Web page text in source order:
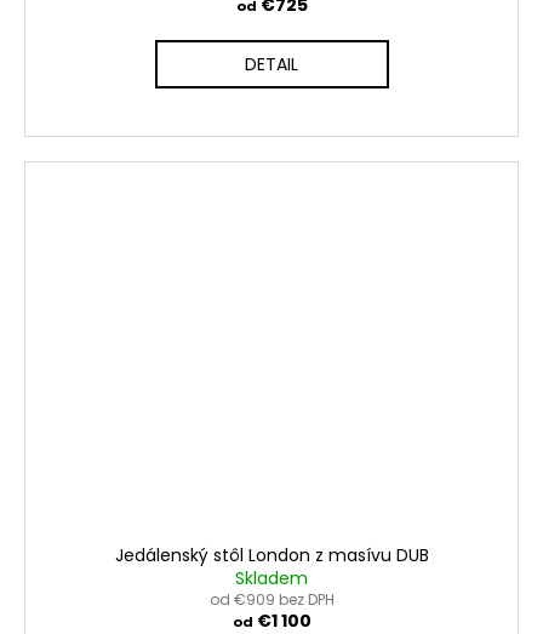
od
DETAIL
Jedálenský stôl London z masívu DUB
Skladem
od €909 bez DPH
od €1 100